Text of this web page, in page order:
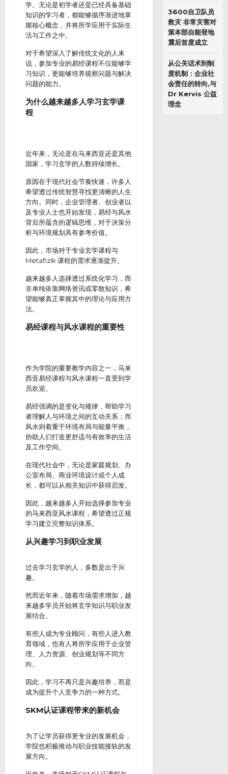
学。无论是初学者还是已经具备基础
知识的学习者，都能够循序渐进地掌
握核心概念，并将所学应用于实际生
活与工作之中。
对于希望深入了解传统文化的人来
说，参加专业的易经课程不仅能够学
习知识，更能够培养观察问题与解决
问题的能力。
为什么越来越多人学习玄学课
程
近年来，无论是在马来西亚还是其他
国家，学习玄学的人数持续增长。
原因在于现代社会节奏快速，许多人
希望透过传统智慧寻找更清晰的人生
方向。同时，企业管理者、创业者以
及专业人士也开始发现，易经与风水
背后所蕴含的逻辑思维，对于决策分
析与环境规划具有参考价值。
因此，市场对于专业玄学课程与
Metafizik 课程的需求逐渐提升。
越来越多人选择透过系统化学习，而
非单纯依靠网络资讯或零散知识，希
望能够真正掌握其中的理论与应用方
法。
易经课程与风水课程的重要性
作为学院的重要教学内容之一，马来
西亚易经课程与风水课程一直受到学
员欢迎。
易经强调的是变化与规律，帮助学习
者理解人与环境之间的互动关系；而
风水则着重于环境布局与能量平衡，
协助人们打造更舒适与有效率的生活
及工作空间。
在现代社会中，无论是家庭规划、办
公室布局、商业环境设计或个人成
长，都可以从相关知识中获得启发。
因此，越来越多人开始选择参加专业
的马来西亚风水课程，希望透过正规
学习建立完整知识体系。
从兴趣学习到职业发展
过去学习玄学的人，多数是出于兴
趣。
然而近年来，随着市场需求增加，越
来越多学员开始将玄学知识与职业发
展结合。
有些人成为专业顾问，有些人进入教
育领域，也有人将所学应用于企业管
理、人力资源、创业规划等不同方
向。
因此，学习不再只是兴趣培养，而是
成为提升个人竞争力的一种方式。
SKM认证课程带来的新机会
为了让学员获得更专业的发展机会，
学院也积极推动与职业技能接轨的发
展方向。
3600自卫队员
救灾 非常灾害对
策本部自能登地
震后首度成立
从公关话术到制
度机制：企业社
会责任的转向,与
Dr Kervis 公益
理念